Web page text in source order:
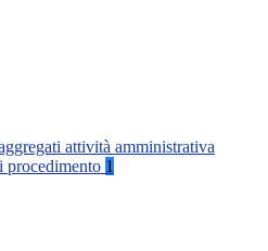
attività amministrativa
procedimento 1